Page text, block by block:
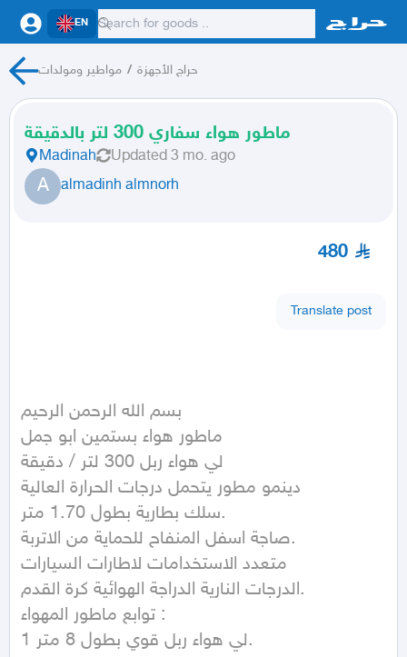
EN
مواطير ومولدات / حراج الأجهزة
ماطور هواء سفاري 300 لتر بالدقيقة
Madinah Updated 3 mo. ago
A almadinh almnorh
480
Translate post
بسم الله الرحمن الرحيم
ماطور هواء بستمين ابو جمل
لي هواء ربل 300 لتر / دقيقة
دينمو مطور يتحمل درجات الحرارة العالية
سلك بطارية بطول 1.70 متر.
صاجة اسفل المنفاح للحماية من الاتربة.
متعدد الاستخدامات لاطارات السيارات
الدرجات النارية الدراجة الهوائية كرة القدم.
توابع ماطور المهواء :
1 لي هواء ربل قوي بطول 8 متر.